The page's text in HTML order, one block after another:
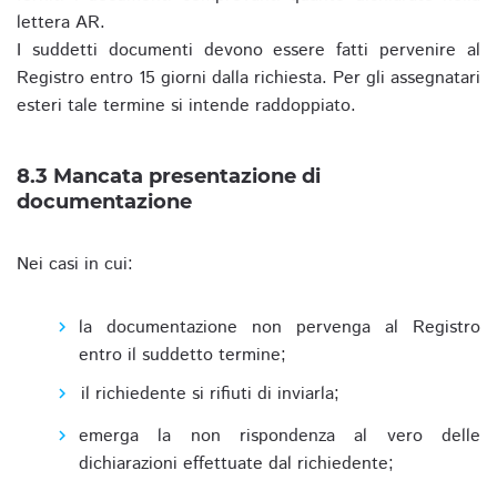
lettera AR.
I suddetti documenti devono essere fatti pervenire al
Registro entro 15 giorni dalla richiesta. Per gli assegnatari
esteri tale termine si intende raddoppiato.
8.3 Mancata presentazione di
documentazione
Nei casi in cui:
la documentazione non pervenga al Registro
entro il suddetto termine;
il richiedente si rifiuti di inviarla;
emerga la non rispondenza al vero delle
dichiarazioni effettuate dal richiedente;